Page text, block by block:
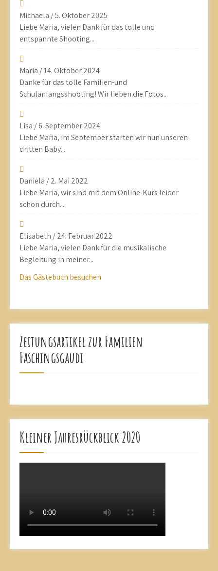
Michaela /5. Oktober 2025
Liebe Maria, vielen Dank für das tolle und
entspannte Shooting...
Maria /14. Oktober 2024
Danke für das tolle Familien-und
Schulanfangsshooting! Wir lieben die Fotos...
Lisa /6. September 2024
Liebe Maria, im September starten wir nun unseren
dritten Baby...
Daniela /2. Mai 2022
Liebe Maria, wir sind mit dem Online-Kurs leider
schon durch....
Elisabeth /24. Februar 2022
Liebe Maria, vielen Dank für die musikalische
Begleitung in meiner...
Das Gästebuch besuchen
Zeitungsartikel zur Familien
Faschingsgaudi
Kleiner Jahresrückblick 2020